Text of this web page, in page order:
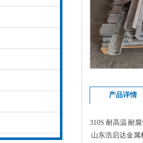
产品详情
310S 耐高温 耐
山东浩启达金